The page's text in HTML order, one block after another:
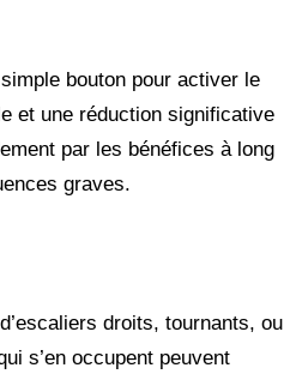
bouton pour activer le
et une réduction significative
par les bénéfices à long
graves.
droits, tournants, ou
s’en occupent peuvent